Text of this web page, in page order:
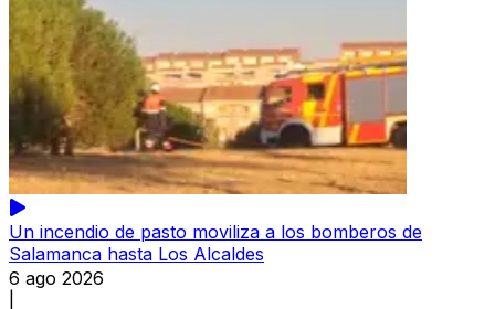
Un incendio de pasto moviliza a los bomberos de
Salamanca hasta Los Alcaldes
6 ago 2026